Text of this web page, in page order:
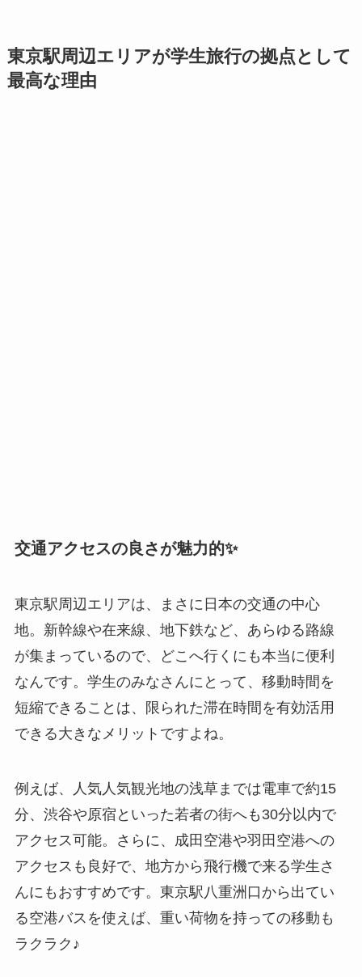
東京駅周辺エリアが学生旅行の拠点として
最高な理由
交通アクセスの良さが魅力的✨
東京駅周辺エリアは、まさに日本の交通の中心
地。新幹線や在来線、地下鉄など、あらゆる路線
が集まっているので、どこへ行くにも本当に便利
なんです。学生のみなさんにとって、移動時間を
短縮できることは、限られた滞在時間を有効活用
できる大きなメリットですよね。
例えば、人気人気観光地の浅草までは電車で約15
分、渋谷や原宿といった若者の街へも30分以内で
アクセス可能。さらに、成田空港や羽田空港への
アクセスも良好で、地方から飛行機で来る学生さ
んにもおすすめです。東京駅八重洲口から出てい
る空港バスを使えば、重い荷物を持っての移動も
ラクラク♪